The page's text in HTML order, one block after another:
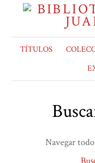
TÍTULOS
Navegar todo